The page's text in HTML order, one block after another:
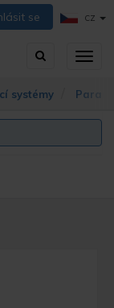
se CZ
Vyhledávání
systémy